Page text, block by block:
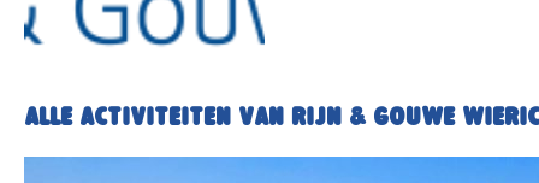
Alle activiteiten van Rijn & Gouwe